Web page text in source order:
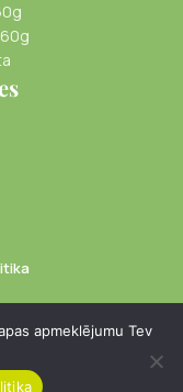
apmeklējumu Tev